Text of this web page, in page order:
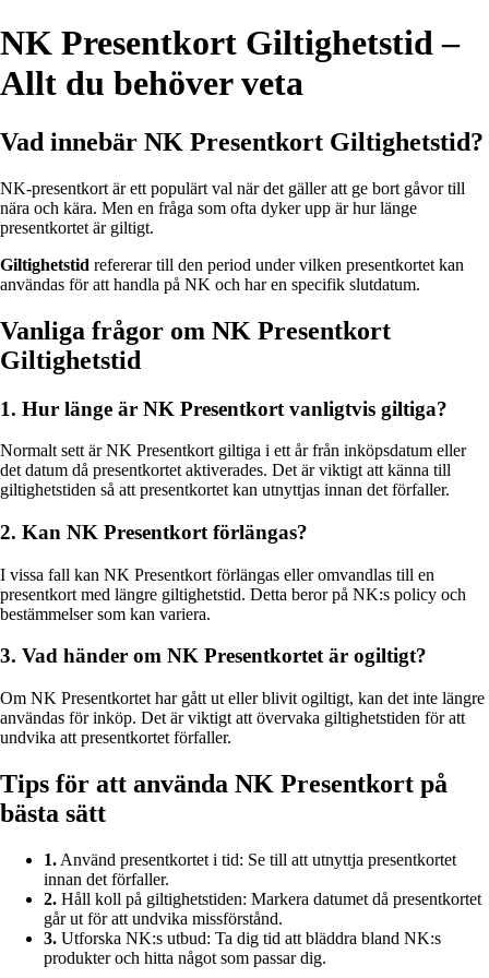
NK Presentkort Giltighetstid –
Allt du behöver veta
Vad innebär NK Presentkort Giltighetstid?
NK-presentkort är ett populärt val när det gäller att ge bort gåvor till
nära och kära. Men en fråga som ofta dyker upp är hur länge
presentkortet är giltigt.
Giltighetstid refererar till den period under vilken presentkortet kan
användas för att handla på NK och har en specifik slutdatum.
Vanliga frågor om NK Presentkort
Giltighetstid
1. Hur länge är NK Presentkort vanligtvis giltiga?
Normalt sett är NK Presentkort giltiga i ett år från inköpsdatum eller
det datum då presentkortet aktiverades. Det är viktigt att känna till
giltighetstiden så att presentkortet kan utnyttjas innan det förfaller.
2. Kan NK Presentkort förlängas?
I vissa fall kan NK Presentkort förlängas eller omvandlas till en
presentkort med längre giltighetstid. Detta beror på NK:s policy och
bestämmelser som kan variera.
3. Vad händer om NK Presentkortet är ogiltigt?
Om NK Presentkortet har gått ut eller blivit ogiltigt, kan det inte längre
användas för inköp. Det är viktigt att övervaka giltighetstiden för att
undvika att presentkortet förfaller.
Tips för att använda NK Presentkort på
bästa sätt
1. Använd presentkortet i tid: Se till att utnyttja presentkortet
innan det förfaller.
2. Håll koll på giltighetstiden: Markera datumet då presentkortet
går ut för att undvika missförstånd.
3. Utforska NK:s utbud: Ta dig tid att bläddra bland NK:s
produkter och hitta något som passar dig.